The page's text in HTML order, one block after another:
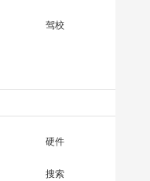
驾校
硬件
搜索